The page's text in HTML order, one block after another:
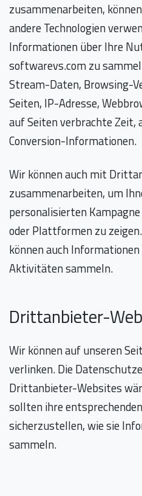
zusammenarbeiten,
andere Technologien
Informationen über Ihre
softwarevs.com zu
Stream-Daten, Browsing-
Seiten, IP-Adresse,
auf Seiten verbrachte Zeit,
Conversion-Informationen.
Wir können auch mit
zusammenarbeiten, um
personalisierten
oder Plattformen zu
können auch
Aktivitäten sammeln.
Drittanbieter-
Wir können auf unseren
verlinken. Die
Drittanbieter-Websites
sollten ihre
sicherzustellen, wie sie
sammeln.